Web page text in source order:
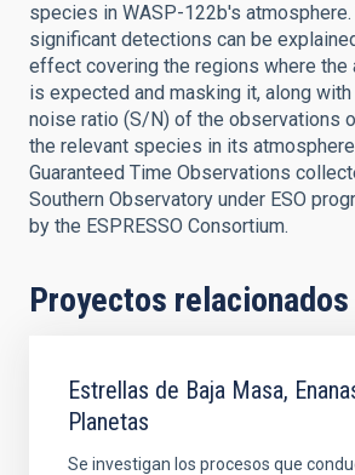
species in WASP-122b's
significant detections can be
effect covering the regions where the
is expected and masking it, along
noise ratio (S/N) of the observations
the relevant species in its
Guaranteed Time Observations
Southern Observatory under ESO
by the ESPRESSO Consortium.
Proyectos relacionados
Estrellas de Baja Masa,
Planetas
Se investigan los procesos que